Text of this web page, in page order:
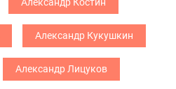
Александр Кукушкин
Александр Лицуков